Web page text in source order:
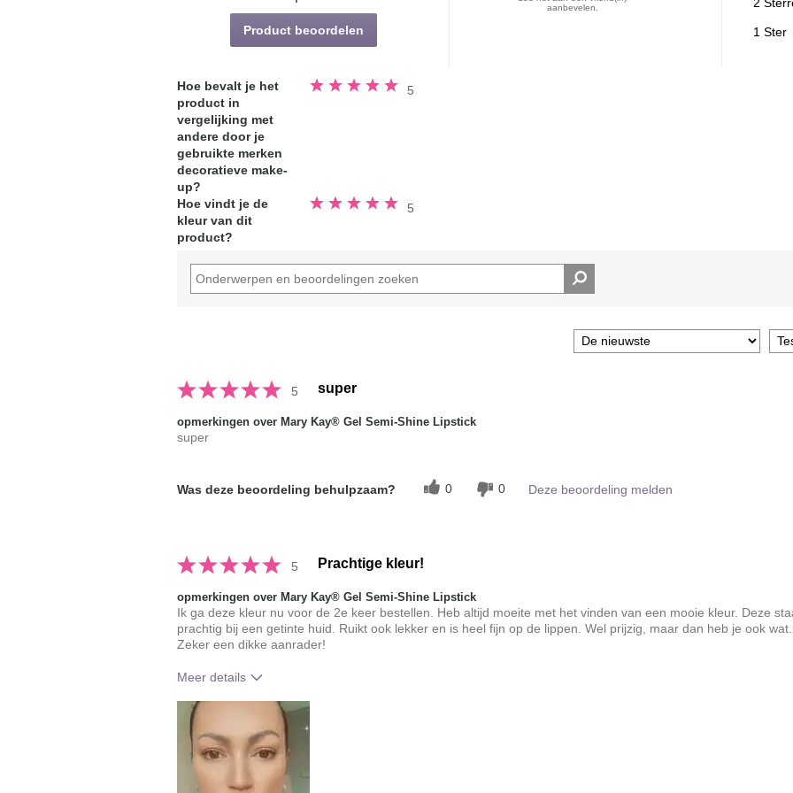
Product beoordelen
aanbevelen.
1 Ster
Hoe bevalt je het
product in
vergelijking met
andere door je
gebruikte merken
decoratieve make-
up?
5
Beoordeeld
5.0
Hoe vindt je de
kleur van dit
product?
5
Beoordeeld
5.0
5 super
opmerkingen over Mary Kay® Gel Semi-Shine Lipstick
super
Was deze beoordeling behulpzaam? 0 0 Deze beoordeling melden
5 Prachtige kleur!
opmerkingen over Mary Kay® Gel Semi-Shine Lipstick
Ik ga deze kleur nu voor de 2e keer bestellen. Heb altijd moeite met het vinden van een mooie kleur. Deze
prachtig bij een getinte huid. Ruikt ook lekker en is heel fijn op de lippen. Wel prijzig, maar dan heb je ook wat.
Zeker een dikke aanrader!
Meer details
Hoe vindt je de kleur van dit product?
Hoe bevalt je het product in vergelijking met andere door
je gebruikte merken decoratieve make-up?